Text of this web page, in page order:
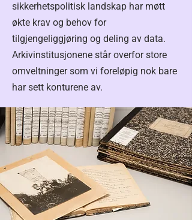
sikkerhetspolitisk landskap har møtt
økte krav og behov for
tilgjengeliggjøring og deling av data.
Arkivinstitusjonene står overfor store
omveltninger som vi foreløpig nok bare
har sett konturene av.